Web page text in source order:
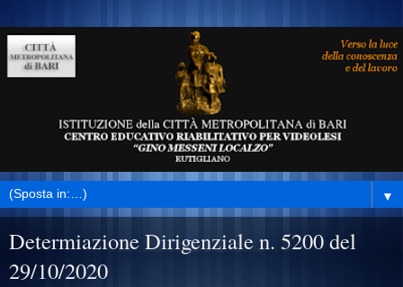
▼
Determiazione Dirigenziale n. 5200 del
29/10/2020